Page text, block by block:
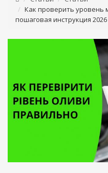
Как проверить уровень
пошаговая инструкция 2026